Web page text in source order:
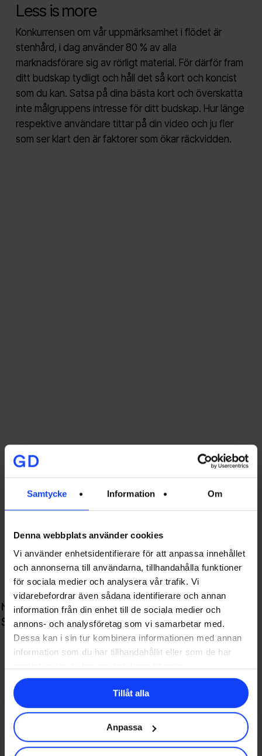
Samtycke Information Om
Denna webbplats använder cookies
Vi använder enhetsidentifierare för att anpassa innehållet
och annonserna till användarna, tillhandahålla funktioner
för sociala medier och analysera vår trafik. Vi
vidarebefordrar även sådana identifierare och annan
information från din enhet till de sociala medier och
annons- och analysföretag som vi samarbetar med.
Dessa kan i sin tur kombinera informationen med annan
information som du har tillhandahållit eller som de har
Tillåt alla
Anpassa
Less is more
Konkurrensen om vår uppmärksamhet i flödet är
stenhård, i dag använder 80 % av alla
marknadsförare sig av rörligt material. För därför fram
ditt budskap tydligt och håll det så kort och koncist
som du kan. Satsa på dina bästa kort och överskatta
inte målgruppens intresse för ditt budskap. Hur länge
respektive användare tittar på din video och ju fler
som ser klart den är faktorer som ökar räckvidden.
Next Post
Så hjälpte vi Macforum att sälja IT-tjänster
Så hjälpte vi Macforum att sälja IT-tjänster
Related Posts